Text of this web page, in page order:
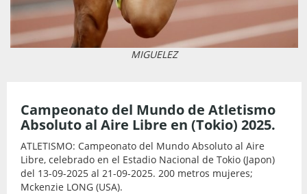
MIGUELEZ
Campeonato del Mundo de Atletismo
Absoluto al Aire Libre en (Tokio) 2025.
ATLETISMO: Campeonato del Mundo Absoluto al Aire
Libre, celebrado en el Estadio Nacional de Tokio (Japon)
del 13-09-2025 al 21-09-2025. 200 metros mujeres;
Mckenzie LONG (USA).